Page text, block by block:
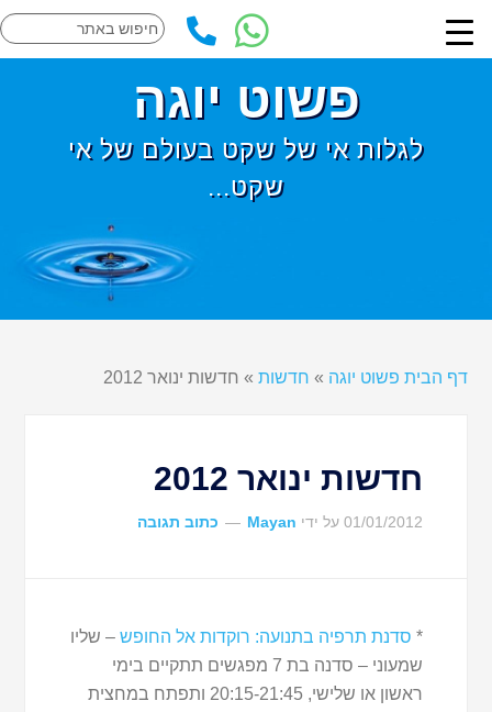
פשוט יוגה
לגלות אי של שקט בעולם של אי
שקט...
דף הבית פשוט יוגה » חדשות » חדשות ינואר 2012
חדשות ינואר 2012
01/01/2012 על ידי Mayan כתוב תגובה
* סדנת תרפיה בתנועה: רוקדות אל החופש – שליו
שמעוני – סדנה בת 7 מפגשים תתקיים בימי
ראשון או שלישי, 20:15-21:45 ותפתח במחצית